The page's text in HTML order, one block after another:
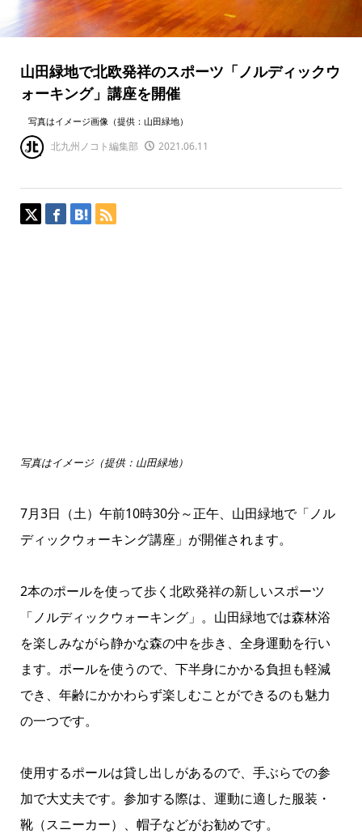
山田緑地で北欧発祥のスポーツ「ノルディックウ
ォーキング」講座を開催
写真はイメージ画像（提供：山田緑地）
北九州ノコト編集部 2021.06.11
写真はイメージ（提供：山田緑地）
7月3日（土）午前10時30分～正午、山田緑地で「ノル
ディックウォーキング講座」が開催されます。
2本のポールを使って歩く北欧発祥の新しいスポーツ
「ノルディックウォーキング」。山田緑地では森林浴
を楽しみながら静かな森の中を歩き、全身運動を行い
ます。ポールを使うので、下半身にかかる負担も軽減
でき、年齢にかかわらず楽しむことができるのも魅力
の一つです。
使用するポールは貸し出しがあるので、手ぶらでの参
加で大丈夫です。参加する際は、運動に適した服装・
靴（スニーカー）、帽子などがお勧めです。